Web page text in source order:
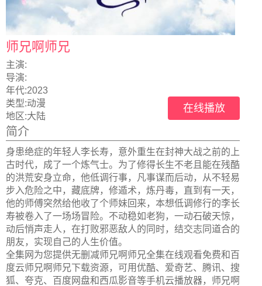
师兄啊师兄
主演:
导演:
年代:2023
类型:动漫
地区:大陆
在线播放
简介
身患绝症的年轻人李长寿，意外重生在封神大战之前的上
古时代，成了一个炼气士。为了修得长生不老且能在残酷
的洪荒安身立命，他低调行事，凡事谋而后动，从不轻易
步入危险之中，藏底牌，修遁术，炼丹毒，直到有一天，
他的师傅突然给他收了个师妹回来，本想低调修行的李长
寿被卷入了一场场冒险。不动稳如老狗，一动石破天惊，
动后悄声走人，在打败邪恶敌人的同时，结交志同道合的
朋友，实现自己的人生价值。
全集网为您提供无删减师兄啊师兄全集在线观看免费和百
度云师兄啊师兄下载资源，可用优酷、爱奇艺、腾讯、搜
狐、夸克、百度网盘和西瓜影音等手机云播放器，师兄啊